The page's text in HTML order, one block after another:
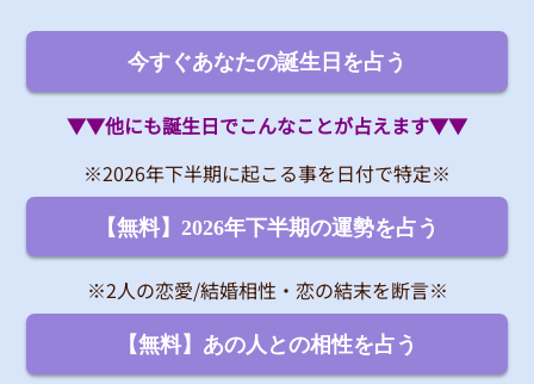
今すぐあなたの誕生日を占う
▼▼他にも誕生日でこんなことが占えます▼▼
※2026年下半期に起こる事を日付で特定※
【無料】2026年下半期の運勢を占う
※2人の恋愛/結婚相性・恋の結末を断言※
【無料】あの人との相性を占う